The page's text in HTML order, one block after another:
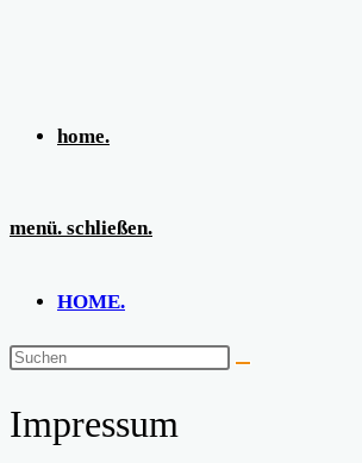
home.
menü. schließen.
HOME.
Impressum